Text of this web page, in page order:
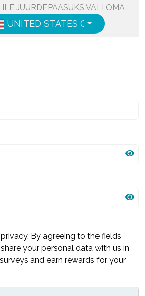
JUURDEPÄÄSUKS VALI OMA
UNITED STATES OF AMERICA
By agreeing to the fields
your personal data with us in
and earn rewards for your